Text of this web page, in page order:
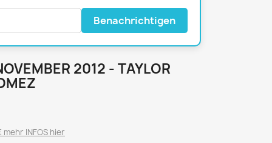
MUSIK
JUICE
Benachrichtigen
2012 - TAYLOR
INFOS hier